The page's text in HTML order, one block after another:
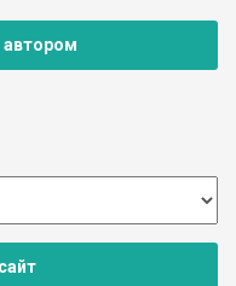
автором